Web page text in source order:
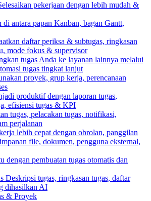
pekerjaan dengan lebih mudah &
di antara papan Kanban, bagan Gantt,
daftar periksa & subtugas, ringkasan
mode fokus & supervisor
tugas Anda ke layanan lainnya melalui
tugas tingkat lanjut
proyek, grup kerja, perencanaan
produktif dengan laporan tugas,
efisiensi tugas & KPI
tugas, pelacakan tugas, notifikasi,
perjalanan
lebih cepat dengan obrolan, panggilan
file, dokumen, pengguna eksternal,
dengan pembuatan tugas otomatis dan
Deskripsi tugas, ringkasan tugas, daftar
dihasilkan AI
& Proyek